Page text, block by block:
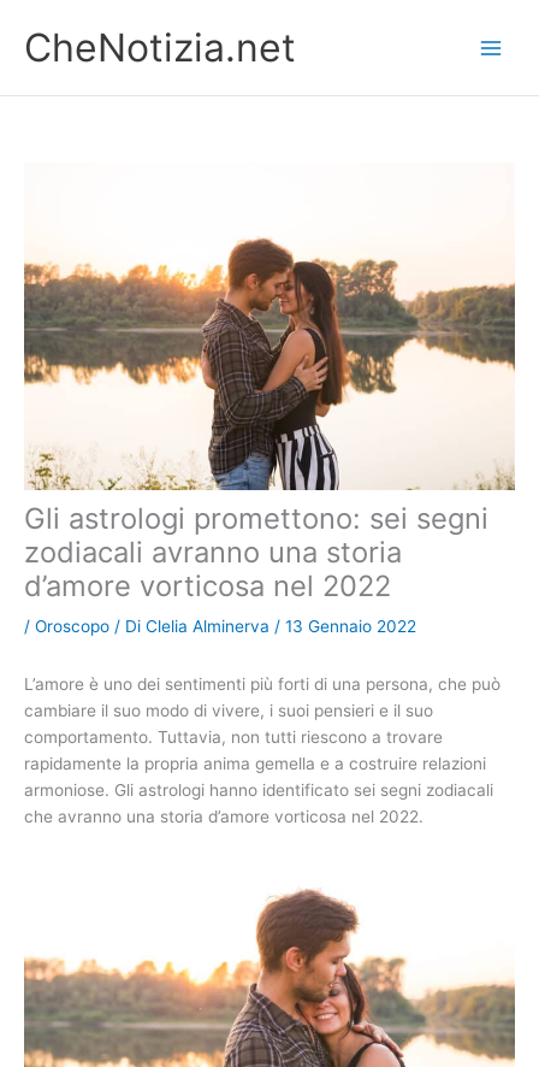
contenuto
CheNotizia.net
Gli astrologi promettono: sei segni
zodiacali avranno una storia
d’amore vorticosa nel 2022
/ Oroscopo / Di Clelia Alminerva / 13 Gennaio 2022
L’amore è uno dei sentimenti più forti di una persona, che può
cambiare il suo modo di vivere, i suoi pensieri e il suo
comportamento. Tuttavia, non tutti riescono a trovare
rapidamente la propria anima gemella e a costruire relazioni
armoniose. Gli astrologi hanno identificato sei segni zodiacali
che avranno una storia d’amore vorticosa nel 2022.